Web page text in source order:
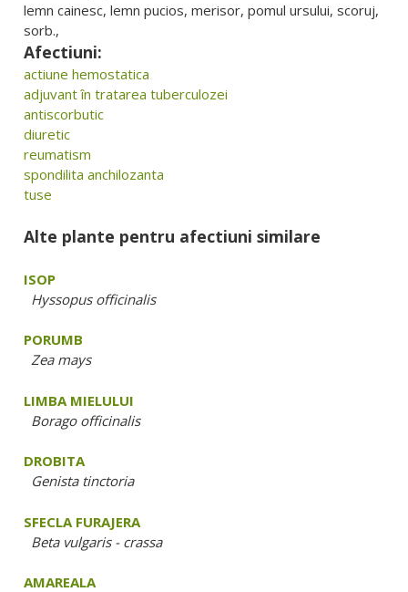
lemn cainesc, lemn pucios, merisor, pomul ursului, scoruj,
sorb.,
Afectiuni:
actiune hemostatica
adjuvant în tratarea tuberculozei
antiscorbutic
diuretic
reumatism
spondilita anchilozanta
tuse
Alte plante pentru afectiuni similare
ISOP
Hyssopus officinalis
PORUMB
Zea mays
LIMBA MIELULUI
Borago officinalis
DROBITA
Genista tinctoria
SFECLA FURAJERA
Beta vulgaris - crassa
AMAREALA